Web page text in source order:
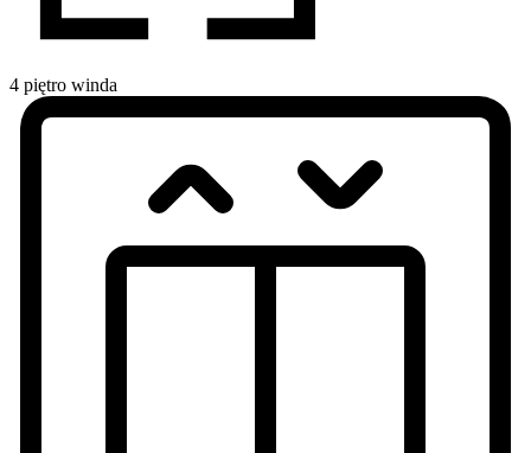
4 piętro winda